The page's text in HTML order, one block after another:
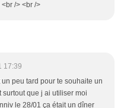
/> <br />
17:39
peu tard pour te souhaite un
que j ai utiliser moi
le 28/01 ça était un dîner